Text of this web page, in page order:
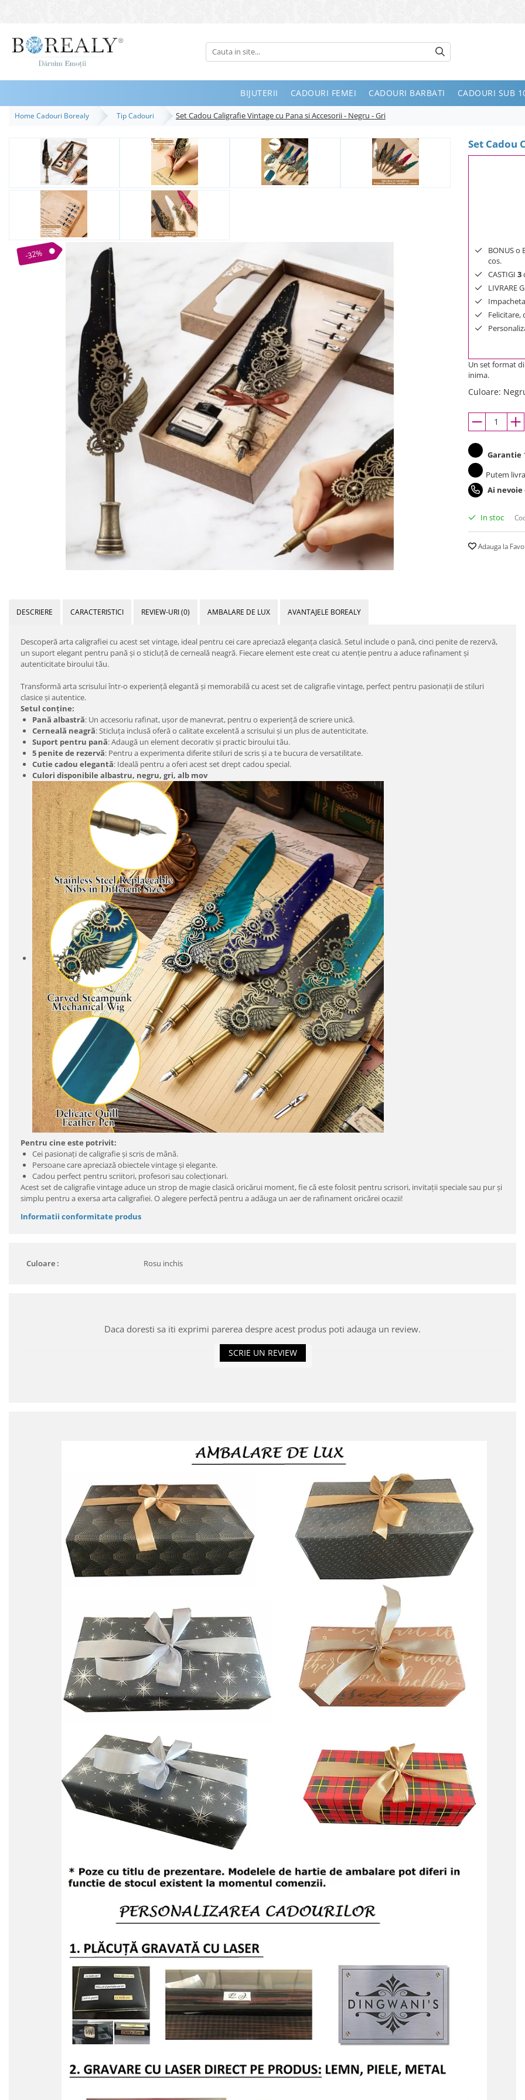
Bijuterii
Inele
Bratari
Destinatari
Bijuterii Femei
Bijuterii Copii
Bijuterii Mirese
Cele mai vandute
BIJUTERII CADOURI FEMEI CADOURI BARBATI CADOURI SUB
Home Cadouri Borealy Tip Cadouri Set Cadou Caligrafie Vintage cu Pana si Accesorii - Negru - Gri
Set Cadou
-32%
BONUS o
cos.
CASTIGI 3
LIVRARE
Felicitare,
Un set format
inima.
Culoare:
Garantie
Putem
Ai
In stoc
Adauga la
DESCRIERE CARACTERISTICI REVIEW-URI(0) AMBALARE DE LUX AVANTAJELE BOREALY
Descoperă arta caligrafiei cu acest set vintage, ideal pentru cei care apreciază eleganța clasică. Setul include o pană, cinci penite de rezervă,
un suport elegant pentru pană și o sticluță de cerneală neagră. Fiecare element este creat cu atenție pentru a aduce rafinament și
autenticitate biroului tău.
Transformă arta scrisului într-o experiență elegantă și memorabilă cu acest set de caligrafie vintage, perfect pentru pasionații de stiluri
clasice și autentice.
Setul conține:
Pană albastră: Un accesoriu rafinat, ușor de manevrat, pentru o experiență de scriere unică.
Cerneală neagră: Sticluța inclusă oferă o calitate excelentă a scrisului și un plus de autenticitate.
Suport pentru pană: Adaugă un element decorativ și practic biroului tău.
5 penite de rezervă: Pentru a experimenta diferite stiluri de scris și a te bucura de versatilitate.
Cutie cadou elegantă: Ideală pentru a oferi acest set drept cadou special.
Culori disponibile albastru, negru, gri, alb mov
Pentru cine este potrivit:
Cei pasionați de caligrafie și scris de mână.
Persoane care apreciază obiectele vintage și elegante.
Cadou perfect pentru scriitori, profesori sau colecționari.
Acest set de caligrafie vintage aduce un strop de magie clasică oricărui moment, fie că este folosit pentru scrisori, invitații speciale sau pur și
simplu pentru a exersa arta caligrafiei. O alegere perfectă pentru a adăuga un aer de rafinament oricărei ocazii!
Informatii conformitate produs
Culoare : Rosu inchis
Daca doresti sa iti exprimi parerea despre acest produs poti adauga un review.
SCRIE UN REVIEW